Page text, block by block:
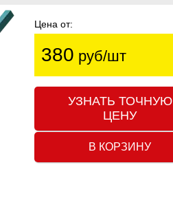
Цена от:
380 руб/шт
УЗНАТЬ ТОЧНУЮ
ЦЕНУ
В КОРЗИНУ